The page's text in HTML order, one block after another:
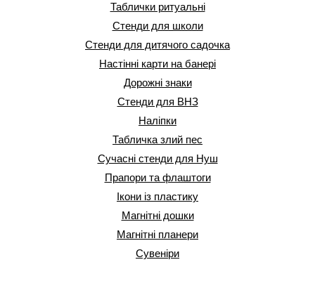
Таблички ритуальні
Стенди для школи
Стенди для дитячого садочка
Настінні карти на банері
Дорожні знаки
Стенди для ВНЗ
Наліпки
Табличка злий пес
Сучасні стенди для Нуш
Прапори та флаштоги
Ікони із пластику
Магнітні дошки
Магнітні планери
Сувеніри